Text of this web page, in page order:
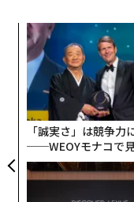
「誠実さ」は競争力
──WEOYモナコで
ら寿司の経営哲学